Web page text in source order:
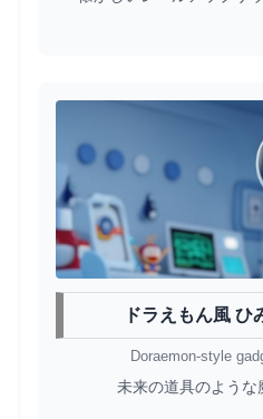
ドラえもん風 ひ
Doraemon-style
未来の道具のような